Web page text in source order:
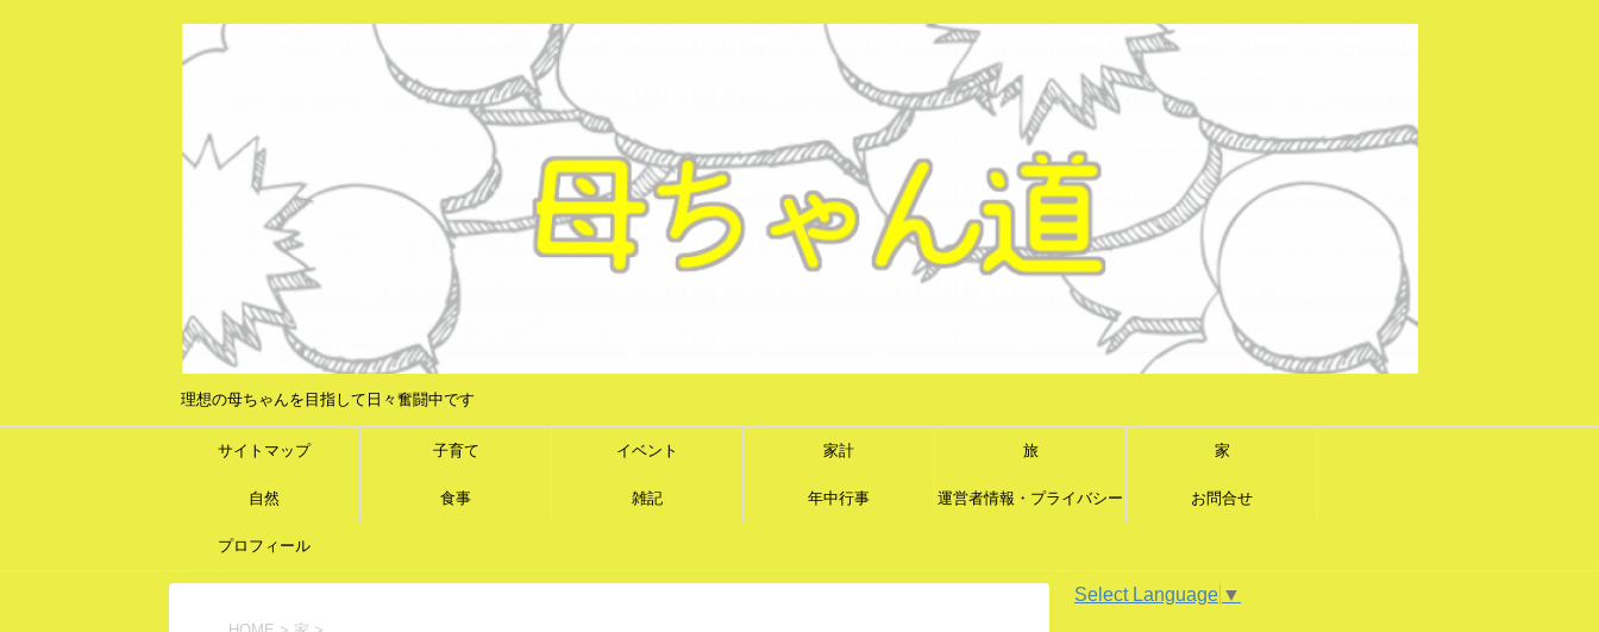
理想の母ちゃんを目指して日々奮闘中です
サイトマップ 子育て イベント 家計 旅 家
自然 食事 雑記 年中行事 運営者情報・プライバシー お問合せ
プロフィール
Select Language ▼